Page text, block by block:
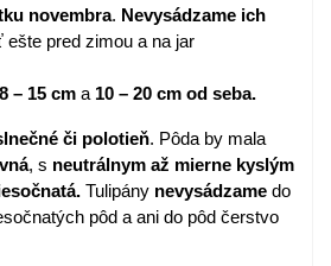
novembra. Nevysádzame ich
pred zimou a na jar
8 – 15 cm a 10 – 20 cm od seba.
či polotieň. Pôda by mala
, s neutrálnym až mierne kyslým
Tulipány nevysádzame do
pôd a ani do pôd čerstvo